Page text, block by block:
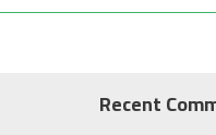
Recent